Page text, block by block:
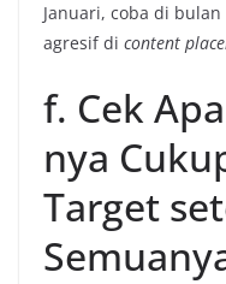
Januari, coba di
agresif di content
f. Cek
nya
Target